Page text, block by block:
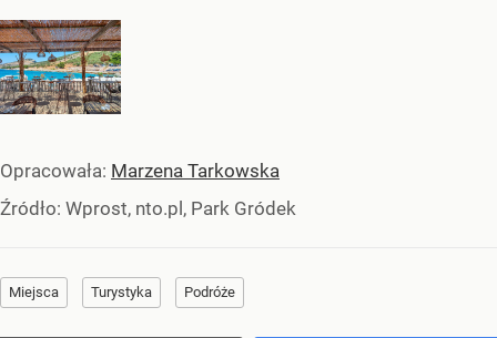
Opracowała: Marzena Tarkowska
Źródło: Wprost, nto.pl, Park Gródek
Miejsca Turystyka Podróże